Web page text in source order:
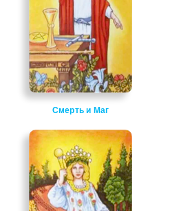
Смерть и Маг